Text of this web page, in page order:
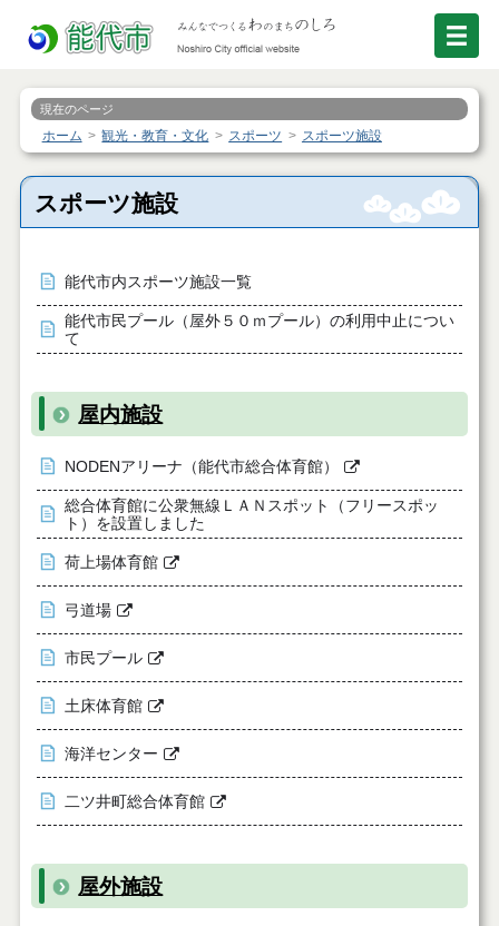
現在のページ
ホーム 観光・教育・文化 スポーツ スポーツ施設
スポーツ施設
能代市内スポーツ施設一覧
能代市民プール（屋外５０ｍプール）の利用中止につい
て
屋内施設
NODENアリーナ（能代市総合体育館）
総合体育館に公衆無線ＬＡＮスポット（フリースポッ
ト）を設置しました
荷上場体育館
弓道場
市民プール
土床体育館
海洋センター
二ツ井町総合体育館
屋外施設